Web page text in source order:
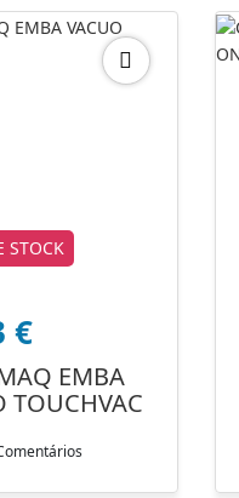
STOCK
€
EMBA
TOUCHVAC